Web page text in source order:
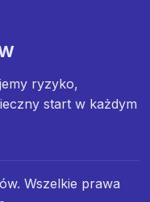
ryzyko,
start w każdym
Wszelkie prawa